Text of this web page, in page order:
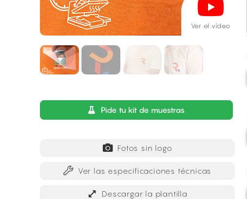
Ver el vídeo
Pide tu kit de muestras
Fotos sin logo
Ver las especificaciones técnicas
Descargar la plantilla